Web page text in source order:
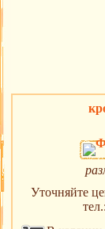
Уточняйте